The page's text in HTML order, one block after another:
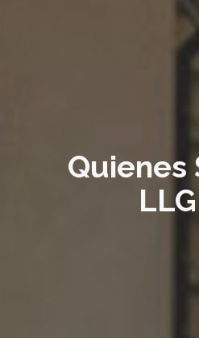
Quienes